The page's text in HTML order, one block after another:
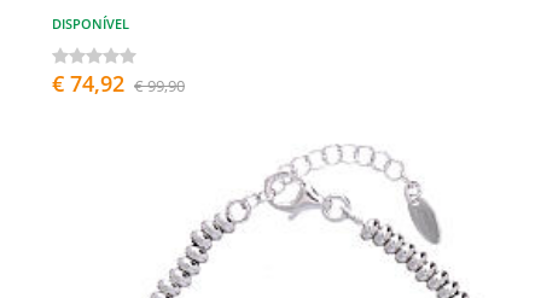
DISPONÍVEL
€ 74,92 € 99,90